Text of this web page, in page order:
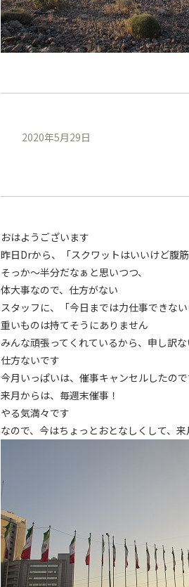
2020年5月29日
おはようございます
昨日Drから、「スクワットはいいけど腹
そっか～半分だなぁと思いつつ、
体大事なので、仕方がない
スタッフに、「今日までは力仕事できな
重いものは持てそうにありません
みんな頑張ってくれているから、申し訳な
仕方ないです
今月いっぱいは、催事キャンセルしたので
来月からは、毎週末催事！
やる気満々です
なので、今はちょっとおとなしくして、来